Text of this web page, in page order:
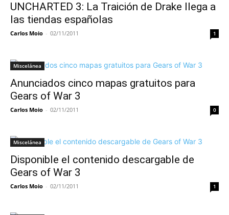
UNCHARTED 3: La Traición de Drake llega a
las tiendas españolas
Carlos Moio - 02/11/2011 1
Miscelánea
Anunciados cinco mapas gratuitos para
Gears of War 3
Carlos Moio - 02/11/2011 0
Miscelánea
Disponible el contenido descargable de
Gears of War 3
Carlos Moio - 02/11/2011 1